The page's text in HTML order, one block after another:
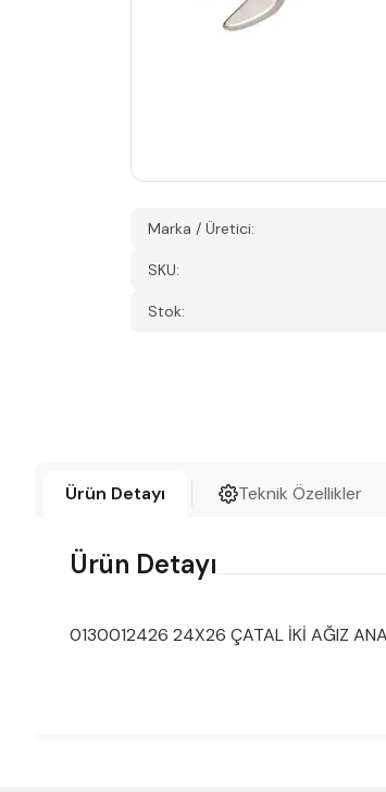
Marka / Üretici:
SKU:
Stok:
Ürün Detayı Teknik Özellikler
Ürün Detayı
0130012426 24X26 ÇATAL İKİ AĞIZ